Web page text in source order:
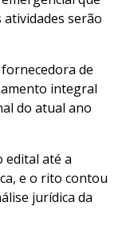
serão
de
integral
do atual ano
edital até a
e o rito contou
jurídica da